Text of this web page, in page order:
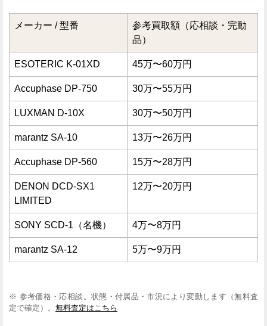
メーカー / 型番
参考買取額（応相談・完動
品）
ESOTERIC K-01XD 45万〜60万円
Accuphase DP-750 30万〜55万円
LUXMAN D-10X 30万〜50万円
marantz SA-10 13万〜26万円
Accuphase DP-560 15万〜28万円
DENON DCD-SX1
LIMITED
12万〜20万円
SONY SCD-1（名機） 4万〜8万円
marantz SA-12 5万〜9万円
※ 参考価格・応相談。状態・付属品・市況により変動します（無料査
定で確定）。 無料査定はこちら